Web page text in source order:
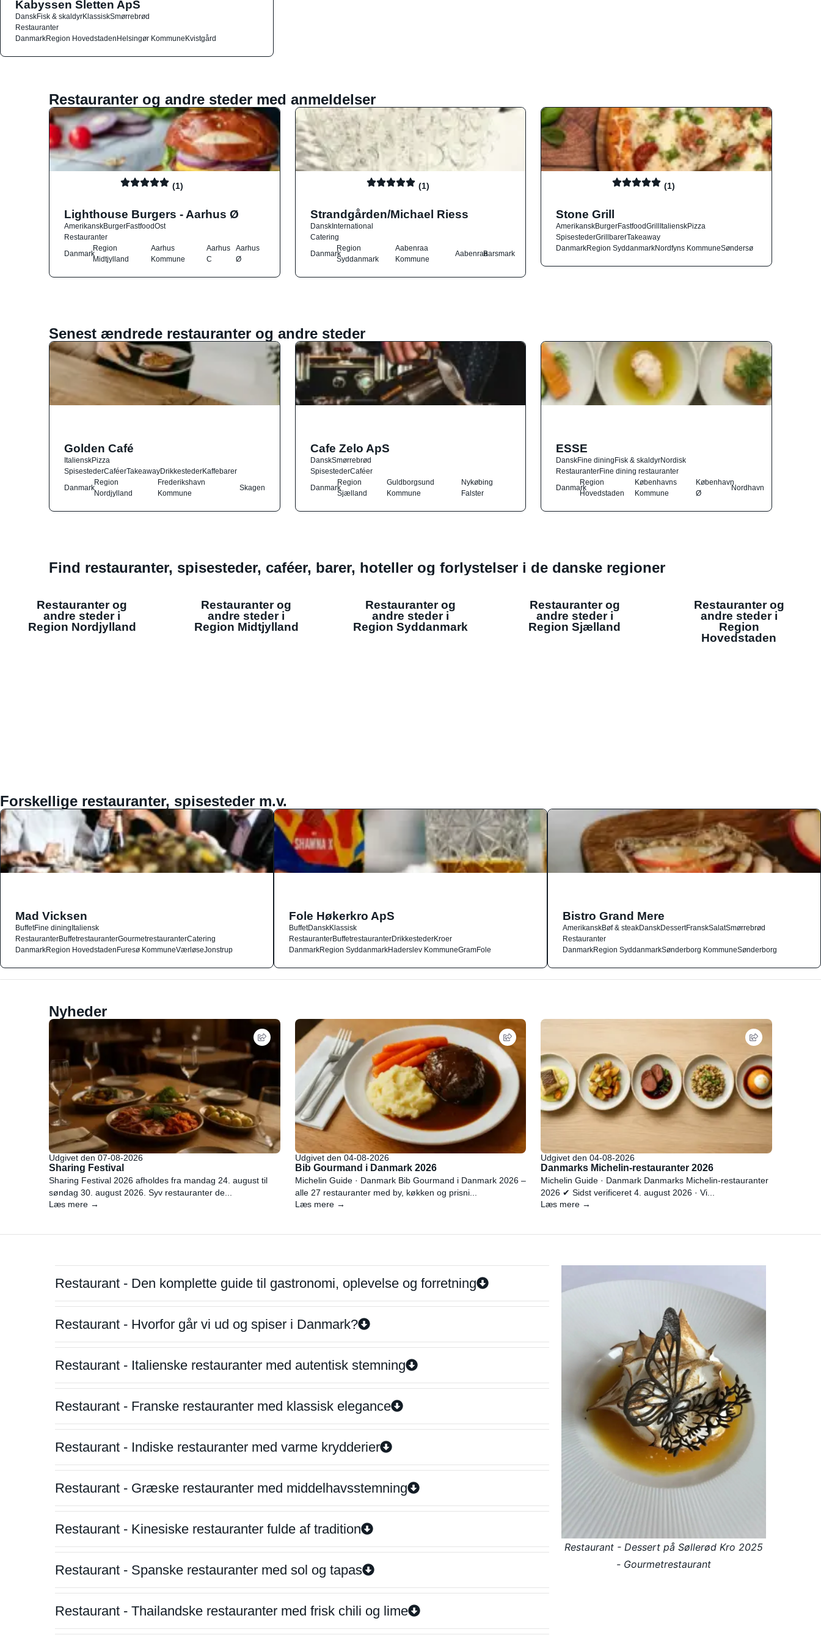
Kabyssen Sletten ApS
DanskFisk & skaldyrKlassiskSmørrebrød
Restauranter
DanmarkRegion HovedstadenHelsingør KommuneKvistgård
Restauranter og andre steder med anmeldelser
(1)
Lighthouse Burgers - Aarhus Ø
AmerikanskBurgerFastfoodOst
Restauranter
Danmark
Region
Midtjylland
Aarhus
Kommune
Aarhus
C
Aarhus
Ø
(1)
Strandgården/Michael Riess
DanskInternational
Catering
Danmark
Region
Syddanmark
Aabenraa
Kommune
AabenraaBarsmark
(1)
Stone Grill
AmerikanskBurgerFastfoodGrillItalienskPizza
SpisestederGrillbarerTakeaway
DanmarkRegion SyddanmarkNordfyns KommuneSøndersø
Senest ændrede restauranter og andre steder
Golden Café
ItalienskPizza
SpisestederCaféerTakeawayDrikkestederKaffebarer
Danmark
Region
Nordjylland
Frederikshavn
Kommune
Skagen
Cafe Zelo ApS
DanskSmørrebrød
SpisestederCaféer
Danmark
Region
Sjælland
Guldborgsund
Kommune
Nykøbing
Falster
ESSE
DanskFine diningFisk & skaldyrNordisk
RestauranterFine dining restauranter
Danmark
Region
Hovedstaden
Københavns
Kommune
København
Ø
Nordhavn
Find restauranter, spisesteder, caféer, barer, hoteller og forlystelser i de danske regioner
Restauranter og
andre steder i
Region Nordjylland
Restauranter og
andre steder i
Region Midtjylland
Restauranter og
andre steder i
Region Syddanmark
Restauranter og
andre steder i
Region Sjælland
Restauranter og
andre steder i
Region
Hovedstaden
Forskellige restauranter, spisesteder m.v.
Mad Vicksen
BuffetFine diningItaliensk
RestauranterBuffetrestauranterGourmetrestauranterCatering
DanmarkRegion HovedstadenFuresø KommuneVærløseJonstrup
Fole Høkerkro ApS
BuffetDanskKlassisk
RestauranterBuffetrestauranterDrikkestederKroer
DanmarkRegion SyddanmarkHaderslev KommuneGramFole
Bistro Grand Mere
AmerikanskBøf & steakDanskDessertFranskSalatSmørrebrød
Restauranter
DanmarkRegion SyddanmarkSønderborg KommuneSønderborg
Nyheder
Udgivet den 07-08-2026
Sharing Festival
Sharing Festival 2026 afholdes fra mandag 24. august til
søndag 30. august 2026. Syv restauranter de...
Læs mere →
Udgivet den 04-08-2026
Bib Gourmand i Danmark 2026
Michelin Guide · Danmark Bib Gourmand i Danmark 2026 –
alle 27 restauranter med by, køkken og prisni...
Læs mere →
Udgivet den 04-08-2026
Danmarks Michelin-restauranter 2026
Michelin Guide · Danmark Danmarks Michelin-restauranter
2026 ✔ Sidst verificeret 4. august 2026 · Vi...
Læs mere →
Restaurant - Den komplette guide til gastronomi, oplevelse og forretning
Restaurant - Hvorfor går vi ud og spiser i Danmark?
Restaurant - Italienske restauranter med autentisk stemning
Restaurant - Franske restauranter med klassisk elegance
Restaurant - Indiske restauranter med varme krydderier
Restaurant - Græske restauranter med middelhavsstemning
Restaurant - Kinesiske restauranter fulde af tradition
Restaurant - Spanske restauranter med sol og tapas
Restaurant - Thailandske restauranter med frisk chili og lime
Restaurant - Dessert på Søllerød Kro 2025
- Gourmetrestaurant